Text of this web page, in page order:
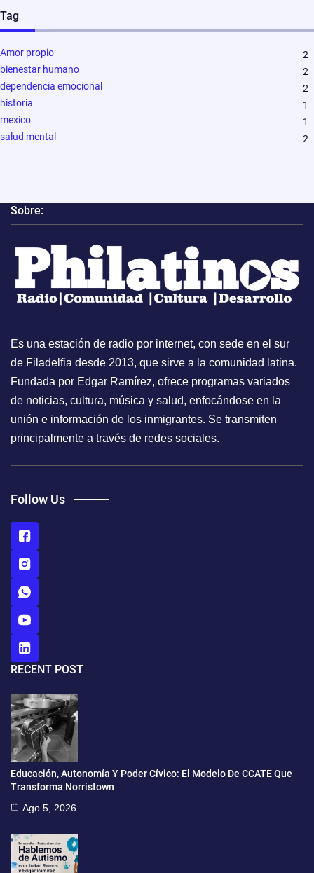
Tag
Amor propio
2
bienestar humano
2
dependencia emocional
2
historia
1
mexico
1
salud mental
2
Sobre:
Es una estación de radio por internet, con sede en el sur
de Filadelfia desde 2013, que sirve a la comunidad latina.
Fundada por Edgar Ramírez, ofrece programas variados
de noticias, cultura, música y salud, enfocándose en la
unión e información de los inmigrantes. Se transmiten
principalmente a través de redes sociales.
Follow Us
RECENT POST
Educación, Autonomía Y Poder Cívico: El Modelo De CCATE Que
Transforma Norristown
Ago 5, 2026